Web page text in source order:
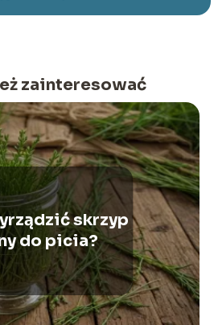
zainteresować
skrzyp
do picia?